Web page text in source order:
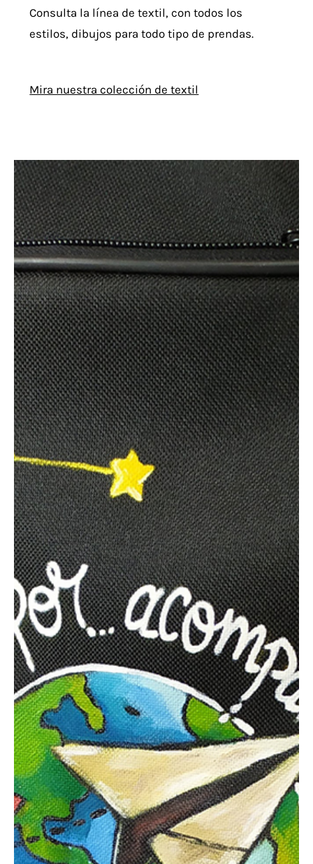
Consulta la línea de textil, con todos los
estilos, dibujos para todo tipo de prendas.
Mira nuestra colección de textil